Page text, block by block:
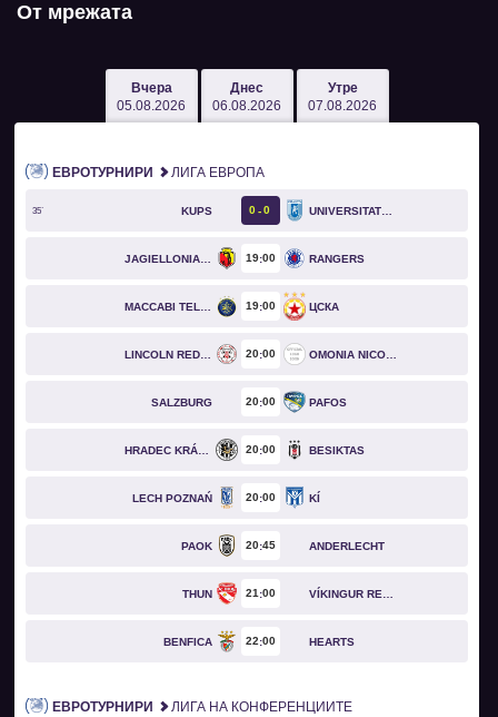
От мрежата
Вчера
05.08.2026
Днес
06.08.2026
Утре
07.08.2026
ЕВРОТУРНИРИ ЛИГА ЕВРОПА
35` KUPS 0 0 UNIVERSITATEA CRAIOVA
JAGIELLONIA BIAŁYSTOK 19 00 RANGERS
19 00 ЦСКА
LINCOLN RED IMPS 20 00 OMONIA NICOSIA
SALZBURG 20 00 PAFOS
HRADEC KRÁLOVÉ 20 00 BESIKTAS
LECH POZNAŃ 20 00 KÍ
PAOK 20 45 ANDERLECHT
THUN 21 00
BENFICA 22 00 HEARTS
ЕВРОТУРНИРИ ЛИГА НА КОНФЕРЕНЦИИТЕ